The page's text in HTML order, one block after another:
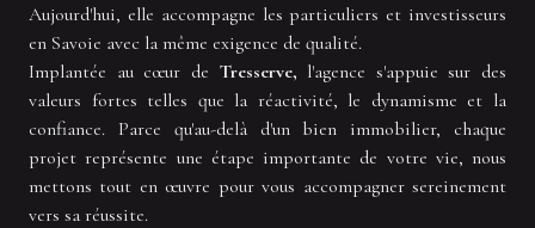
Aujourd'hui, elle accompagne les particuliers et investisseurs
en Savoie avec la même exigence de qualité.
Implantée au cœur de Tresserve, l'agence s'appuie sur des
valeurs fortes telles que la réactivité, le dynamisme et la
confiance. Parce qu'au-delà d'un bien immobilier, chaque
projet représente une étape importante de votre vie, nous
mettons tout en œuvre pour vous accompagner sereinement
vers sa réussite.